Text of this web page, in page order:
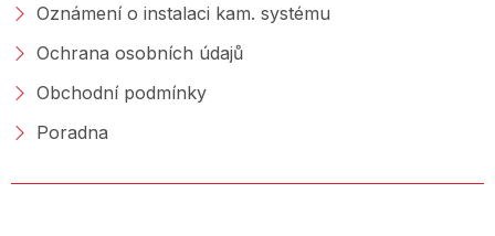
Oznámení o instalaci kam. systému
Ochrana osobních údajů
Obchodní podmínky
Poradna